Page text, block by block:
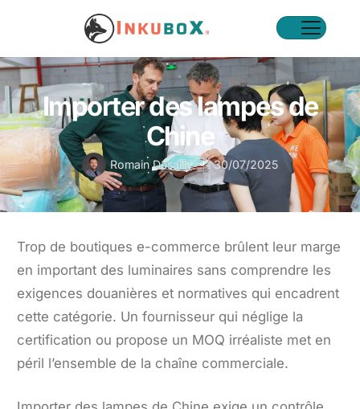
Importer des lampes de
Chine
Romain Desailly 30/07/2025
Trop de boutiques e-commerce brûlent leur marge
en important des luminaires sans comprendre les
exigences douanières et normatives qui encadrent
cette catégorie. Un fournisseur qui néglige la
certification ou propose un MOQ irréaliste met en
péril l’ensemble de la chaîne commerciale.